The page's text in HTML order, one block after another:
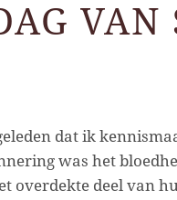
VAN
dat ik
was het
overdekte deel van